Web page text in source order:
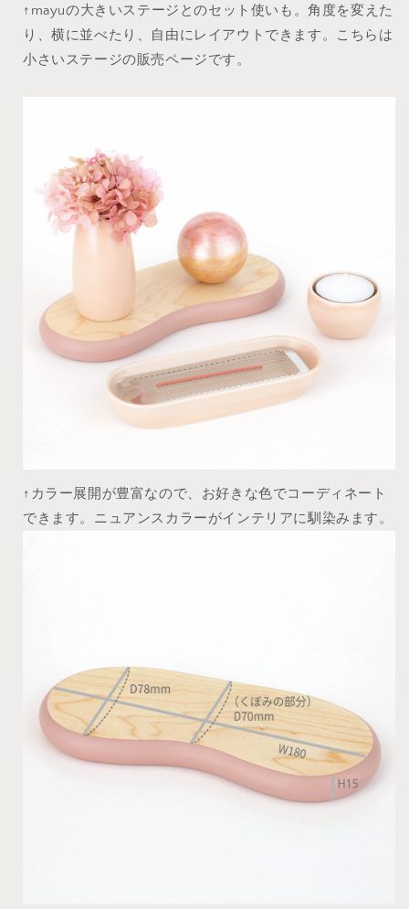
↑mayuの大きいステージとのセット使いも。角度を変えた
り、横に並べたり、自由にレイアウトできます。こちらは
小さいステージの販売ページです。
↑カラー展開が豊富なので、お好きな色でコーディネート
できます。ニュアンスカラーがインテリアに馴染みます。